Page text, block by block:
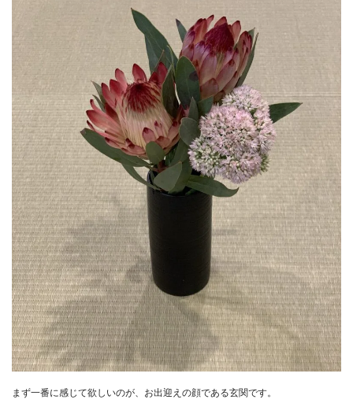
まず一番に感じて欲しいのが、お出迎えの顔である玄関です。